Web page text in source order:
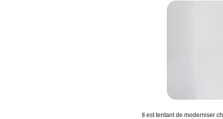
Il est tentant de moderniser